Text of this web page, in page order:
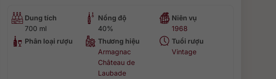
Dung tích
700 ml
Nồng độ
40%
Niên vụ
1968
Phân loại rượu
Thương hiệu
Armagnac
Château de
Laubade
Tuổi rượu
Vintage